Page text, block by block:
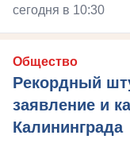
сегодня в 10:30
Общество
Рекордный
заявление и
Калининграда